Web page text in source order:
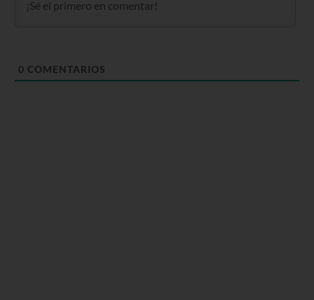
0 COMENTARIOS